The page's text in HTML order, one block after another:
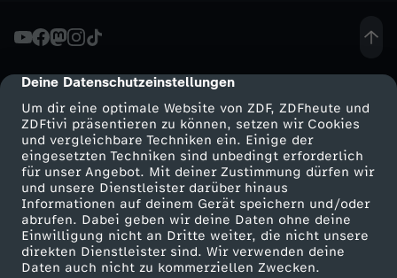
cmp-dialog-description
Deine Datenschutzeinstellungen
Um dir eine optimale Website von ZDF, ZDFheute und
ZDFtivi präsentieren zu können, setzen wir Cookies
und vergleichbare Techniken ein. Einige der
eingesetzten Techniken sind unbedingt erforderlich
für unser Angebot. Mit deiner Zustimmung dürfen wir
und unsere Dienstleister darüber hinaus
Informationen auf deinem Gerät speichern und/oder
abrufen. Dabei geben wir deine Daten ohne deine
Einwilligung nicht an Dritte weiter, die nicht unsere
direkten Dienstleister sind. Wir verwenden deine
Daten auch nicht zu kommerziellen Zwecken.
e
Mehr ZDF
ZDF-Apps
Smart TV
ZDFtext
Service
ZDFmitreden
Kontakt zum ZDF
Tickets